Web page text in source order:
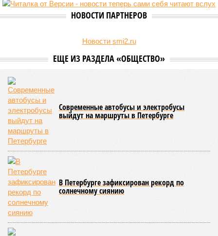
НОВОСТИ ПАРТНЕРОВ
Новости smi2.ru
ЕЩЕ ИЗ РАЗДЕЛА «ОБЩЕСТВО»
Современные автобусы и электробусы
выйдут на маршруты в Петербурге
В Петербурге зафиксирован рекорд по
солнечному сиянию